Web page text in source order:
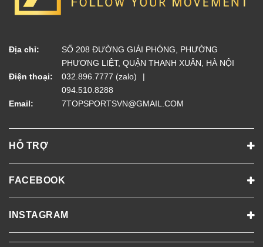
Địa chỉ:
SỐ 208 ĐƯỜNG GIẢI PHÓNG, PHƯỜNG
PHƯƠNG LIỆT, QUẬN THANH XUÂN, HÀ NỘI
Điện thoại:
032.896.7777 (zalo)
094.510.8288
Email:
7TOPSPORTSVN@GMAIL.COM
HỖ TRỢ
FACEBOOK
INSTAGRAM